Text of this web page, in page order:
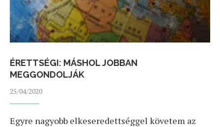
ÉRETTSÉGI: MÁSHOL JOBBAN
MEGGONDOLJÁK
25/04/2020
Egyre nagyobb elkeseredettséggel követem az